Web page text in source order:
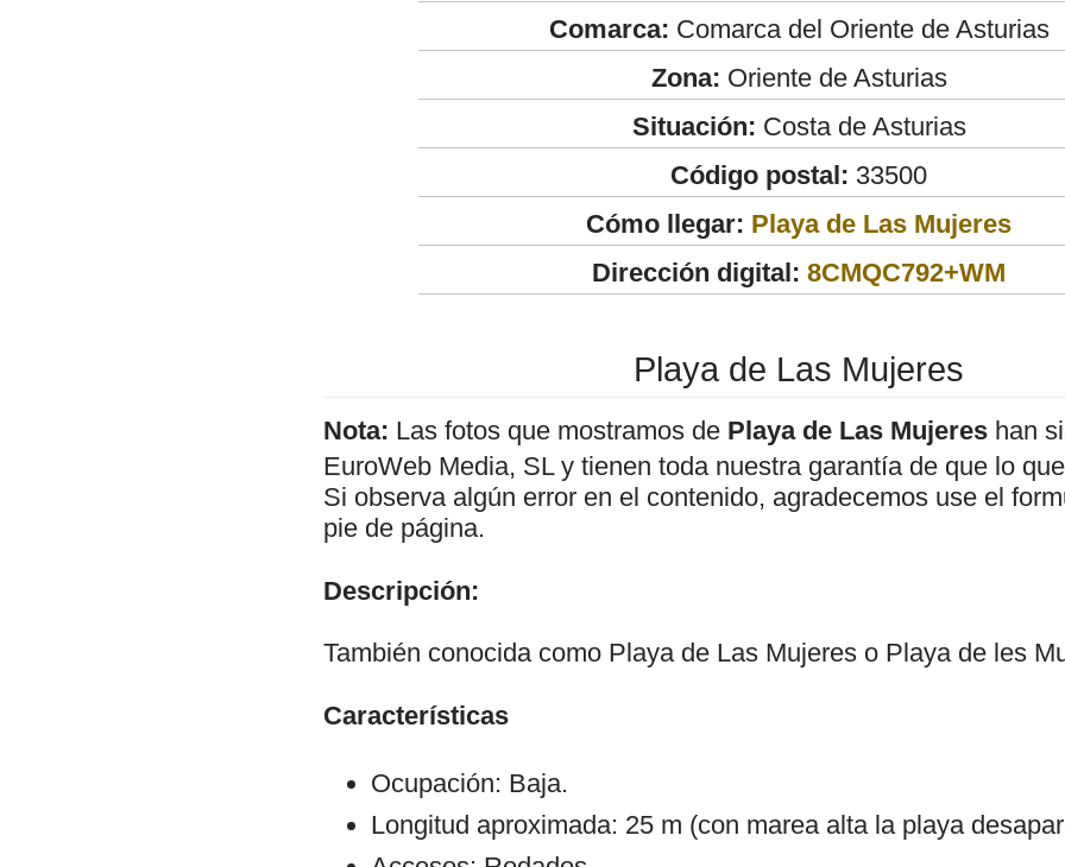
Comarca: Comarca del Oriente de Asturias
Zona: Oriente de Asturias
Situación: Costa de Asturias
Código postal: 33500
Cómo llegar: Playa de Las Mujeres
Dirección digital: 8CMQC792+WM
Playa de Las Mujeres
Nota: Las fotos que mostramos de Playa de Las Mujeres han
EuroWeb Media, SL y tienen toda nuestra garantía de que lo
Si observa algún error en el contenido, agradecemos use el
pie de página.
Descripción:
También conocida como Playa de Las Mujeres o Playa de les
Características
Ocupación: Baja.
Longitud aproximada: 25 m (con marea alta la playa